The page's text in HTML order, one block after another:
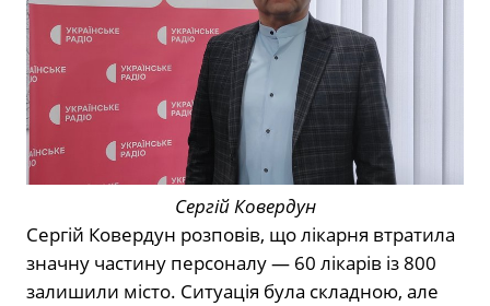
Сергій Ковердун
Сергій Ковердун розповів, що лікарня втратила
значну частину персоналу — 60 лікарів із 800
залишили місто. Ситуація була складною, але